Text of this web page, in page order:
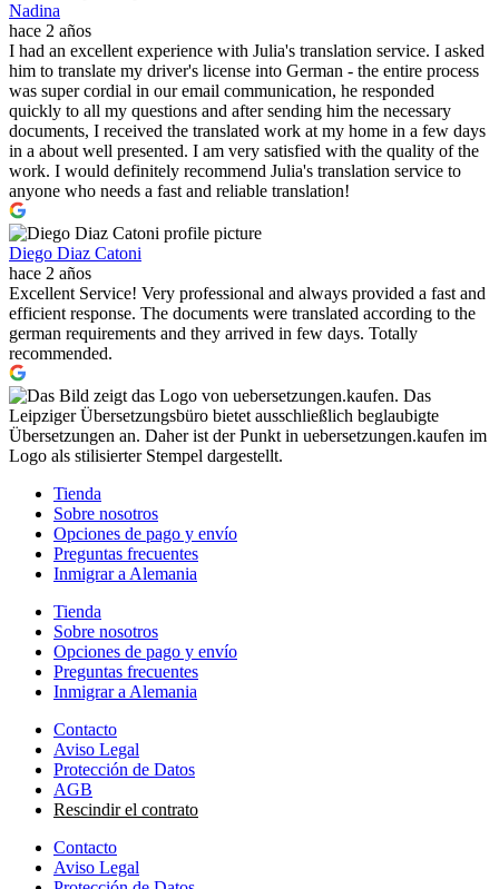
Nadina
hace 2 años
I had an excellent experience with Julia's translation service. I asked
him to translate my driver's license into German - the entire process
was super cordial in our email communication, he responded
quickly to all my questions and after sending him the necessary
documents, I received the translated work at my home in a few days
in a about well presented. I am very satisfied with the quality of the
work. I would definitely recommend Julia's translation service to
anyone who needs a fast and reliable translation!
Diego Diaz Catoni
hace 2 años
Excellent Service! Very professional and always provided a fast and
efficient response. The documents were translated according to the
german requirements and they arrived in few days. Totally
recommended.
Tienda
Sobre nosotros
Opciones de pago y envío
Preguntas frecuentes
Inmigrar a Alemania
Tienda
Sobre nosotros
Opciones de pago y envío
Preguntas frecuentes
Inmigrar a Alemania
Contacto
Aviso Legal
Protección de Datos
AGB
Rescindir el contrato
Contacto
Aviso Legal